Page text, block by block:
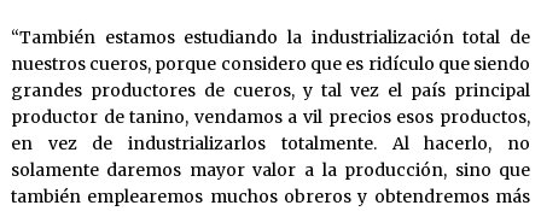
“También estamos estudiando la industrialización total de
nuestros cueros, porque considero que es ridículo que siendo
grandes productores de cueros, y tal vez el país principal
productor de tanino, vendamos a vil precios esos productos,
en vez de industrializarlos totalmente. Al hacerlo, no
solamente daremos mayor valor a la producción, sino que
también emplearemos muchos obreros y obtendremos más